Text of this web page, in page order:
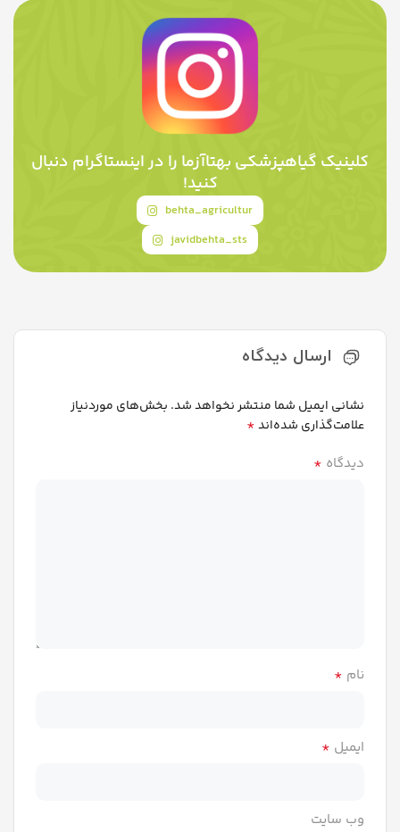
کلینیک گیاهپزشکی بهتاآزما را در اینستاگرام دنبال
کنید!
behta_agricultur
javidbehta_sts
ارسال دیدگاه
نشانی ایمیل شما منتشر نخواهد شد. بخش‌های موردنیاز
علامت‌گذاری شده‌اند*
دیدگاه *
نام *
ایمیل *
وب‌ سایت